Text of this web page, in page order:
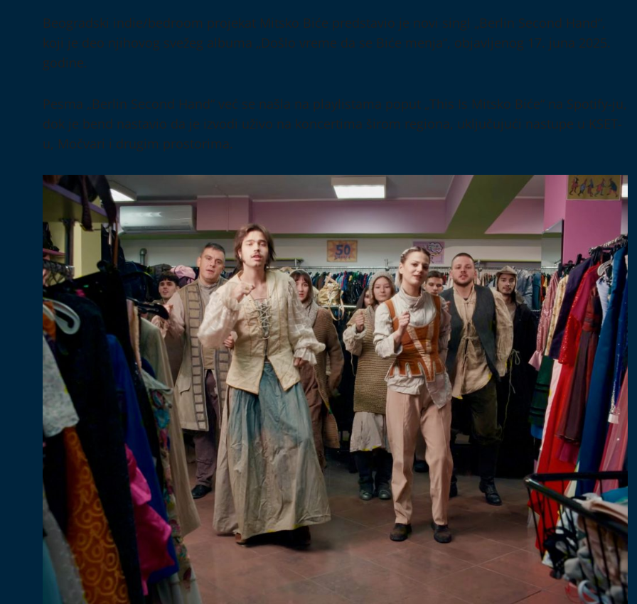
Beogradski indie/bedroom projekat Mitsko Biće predstavio je novi singl „Berlin Second Hand“,
koji je deo njihovog svežeg albuma „Došlo vreme da se Biće menja“, objavljenog 17. juna 2025.
godine.
Pesma „Berlin Second Hand“ već se našla na playlistama poput „This Is Mitsko Biće“ na Spotify-ju,
dok je bend nastavio da je izvodi uživo na koncertima širom regiona, uključujući nastupe u KSET-
u, Močvari i drugim prostorima.